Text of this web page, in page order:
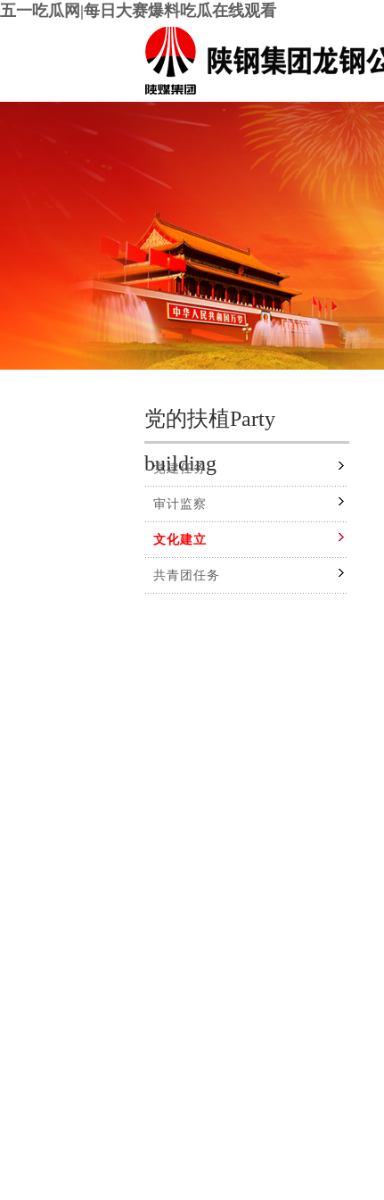
五一吃瓜网|每日大赛爆料吃瓜在线观看
党的扶植Party
building
党建任务
审计监察
文化建立
共青团任务